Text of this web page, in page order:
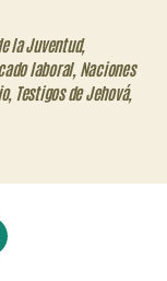
la Juventud,
laboral, Naciones
, Testigos de Jehová,